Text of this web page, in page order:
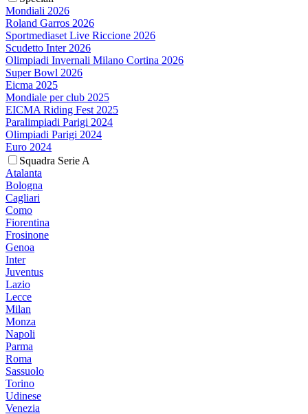
Mondiali 2026
Roland Garros 2026
Sportmediaset Live Riccione 2026
Scudetto Inter 2026
Olimpiadi Invernali Milano Cortina 2026
Super Bowl 2026
Eicma 2025
Mondiale per club 2025
EICMA Riding Fest 2025
Paralimpiadi Parigi 2024
Olimpiadi Parigi 2024
Euro 2024
Squadra Serie A
Atalanta
Bologna
Cagliari
Como
Fiorentina
Frosinone
Genoa
Inter
Juventus
Lazio
Lecce
Milan
Monza
Napoli
Parma
Roma
Sassuolo
Torino
Udinese
Venezia